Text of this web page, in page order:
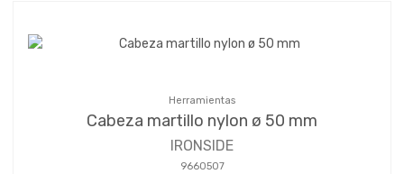
Herramientas
Cabeza martillo nylon ø 50 mm
IRONSIDE
9660507